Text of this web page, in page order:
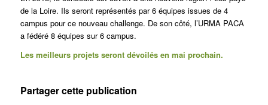
de la Loire. Ils seront représentés par 6 équipes issues de 4
campus pour ce nouveau challenge. De son côté, l’URMA PACA
a fédéré 8 équipes sur 6 campus.
Les meilleurs projets seront dévoilés en mai prochain.
Partager cette publication